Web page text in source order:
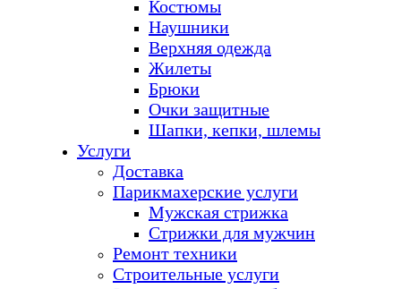
Костюмы
Наушники
Верхняя одежда
Жилеты
Брюки
Очки защитные
Шапки, кепки, шлемы
Услуги
Доставка
Парикмахерские услуги
Мужская стрижка
Стрижки для мужчин
Ремонт техники
Строительные услуги